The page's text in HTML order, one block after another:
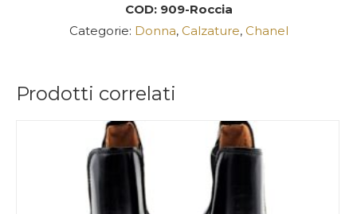
COD: 909-Roccia
Categorie: Donna, Calzature, Chanel
Prodotti correlati